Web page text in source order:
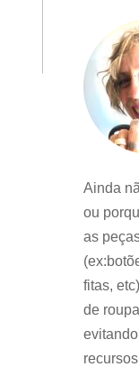
Ainda
ou
as
fitas,
de